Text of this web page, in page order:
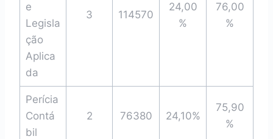
e
Legisla
ção
Aplica
da
3 114570
24,00
%
76,00
%
Perícia
Contá
bil
2 76380 24,10%
75,90
%